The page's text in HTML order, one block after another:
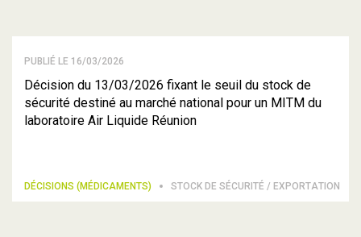
PUBLIÉ LE 16/03/2026
Décision du 13/03/2026 fixant le seuil du stock de
sécurité destiné au marché national pour un MITM du
laboratoire Air Liquide Réunion
DÉCISIONS (MÉDICAMENTS) STOCK DE SÉCURITÉ / EXPORTATION